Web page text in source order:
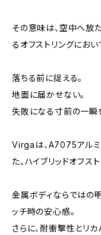
その意味は、空中へ放
るオフストリングにおい
落ちる前に捉える。
地面に届かせない。
失敗になる寸前の一瞬
Virgaは、A7075アル
た、ハイブリッドオフス
金属ボディならではの
ッチ時の安心感。
さらに、耐衝撃性とリ